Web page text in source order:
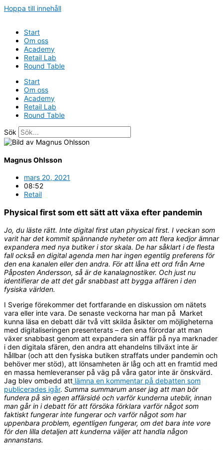
Hoppa till innehåll
Start
Om oss
Academy
Retail Lab
Round Table
Start
Om oss
Academy
Retail Lab
Round Table
Sök
Magnus Ohlsson
mars 20, 2021
08:52
Retail
Physical first som ett sätt att växa efter pandemin
Jo, du läste rätt. Inte digital first utan physical first. I veckan som
varit har det kommit spännande nyheter om att flera kedjor ämnar
expandera med nya butiker i stor skala. De har såklart i de flesta
fall också en digital agenda men har ingen egentlig preferens för
den ena kanalen eller den andra. För att låna ett ord från Arne
Påposten Andersson, så är de kanalagnostiker. Och just nu
identifierar de att det går snabbast att bygga affären i den
fysiska världen.
I Sverige förekommer det fortfarande en diskussion om nätets
vara eller inte vara. De senaste veckorna har man på Market
kunna läsa en debatt där två vitt skilda åsikter om möjligheterna
med digitaliseringen presenterats – den ena förordar att man
växer snabbast genom att expandera sin affär på nya marknader
i den digitala sfären, den andra att ehandelns tillväxt inte är
hållbar (och att den fysiska butiken straffats under pandemin och
behöver mer stöd), att lönsamheten är låg och att en framtid med
en massa hemleveranser på väg på våra gator inte är önskvärd.
Jag blev ombedd att lämna en kommentar på debatten som
publicerades igår. Summa summarum anser jag att man bör
fundera på sin egen affärsidé och varför kunderna uteblir, innan
man går in i debatt för att försöka förklara varför något som
faktiskt fungerar inte fungerar och varför något som har
uppenbara problem, egentligen fungerar, om det bara inte vore
för den lilla detaljen att kunderna väljer att handla någon
annanstans.